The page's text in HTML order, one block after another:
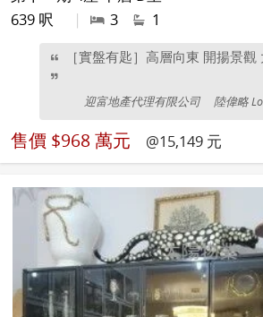
639 呎
| 3 1
［實盤有匙］高層向東 開揚景
迎富地產代理有限公司 陸偉略
售價 $968 萬元 @15,149 元